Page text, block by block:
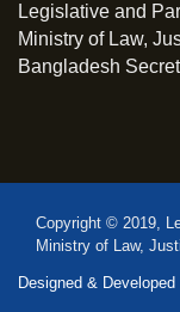
Legislative and
Ministry of Law,
Bangladesh
Copyright © 2019,
Ministry of Law,
Designed & Developed